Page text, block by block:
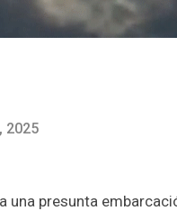
2025
una presunta